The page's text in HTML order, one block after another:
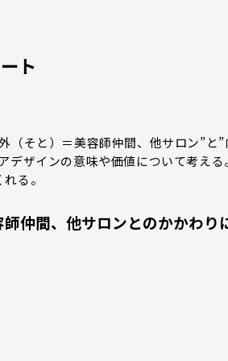
ト
そと）＝美容師仲間、他サロン”と”
デザインの意味や価値について考え
る。
仲間、他サロンとのかかわり